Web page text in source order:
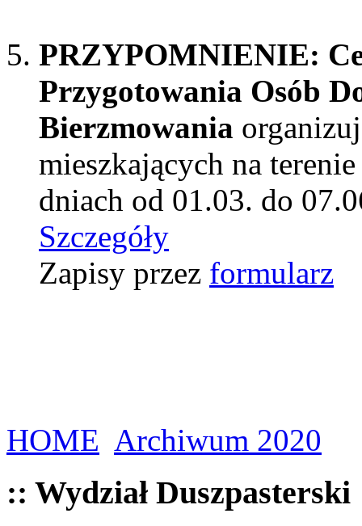
PRZYPOMNIENIE:
Przygotowania Osób
Bierzmowania
mieszkających na
dniach od 01.03. do
Szczegóły
Zapisy przez formularz
HOME Archiwum 2020
:: Wydział Duszpasterski